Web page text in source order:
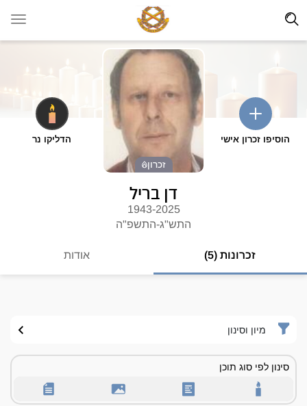
הוסיפו זכרון אישי
זכרון
הדליקו נר
דן בריל
1943-2025
התש"ג-התשפ"ה
זכרונות (5) אודות
מיון וסינון
סינון לפי סוג תוכן